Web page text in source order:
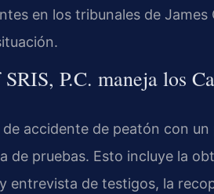
en los tribunales de
P.C. maneja los
accidente de peatón con
de pruebas. Esto incluye la
entrevista de testigos, la